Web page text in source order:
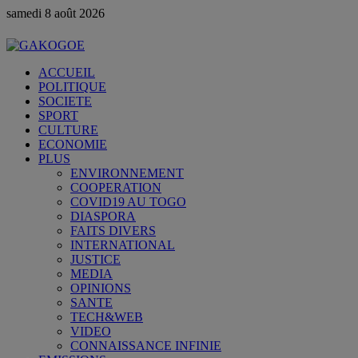
samedi 8 août 2026
ACCUEIL
POLITIQUE
SOCIETE
SPORT
CULTURE
ECONOMIE
PLUS
ENVIRONNEMENT
COOPERATION
COVID19 AU TOGO
DIASPORA
FAITS DIVERS
INTERNATIONAL
JUSTICE
MEDIA
OPINIONS
SANTE
TECH&WEB
VIDEO
CONNAISSANCE INFINIE